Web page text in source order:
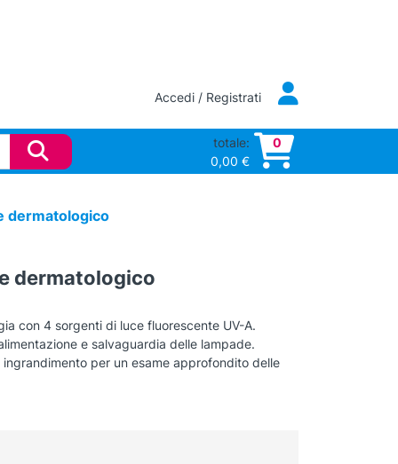
Accedi / Registrati
totale:
0,00 €
0
dermatologico
dermatologico
con 4 sorgenti di luce fluorescente UV-A.
e salvaguardia delle lampade.
per un esame approfondito delle